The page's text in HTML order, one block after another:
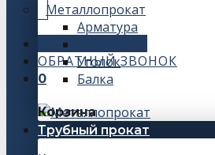
+7 (343) 243-56-66
ОБРАТНЫЙ ЗВОНОК
0
Корзина
Металлопрокат
Арматура
Уголок
Балка
Трубный прокат